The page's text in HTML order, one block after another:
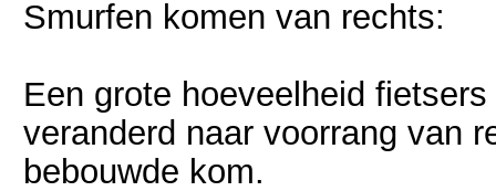
Smurfen komen van rechts:
Een grote hoeveelheid
veranderd naar voorrang van
bebouwde kom.